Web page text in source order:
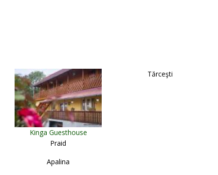
Kinga Guesthouse
Praid
Tărceşti
Apalina